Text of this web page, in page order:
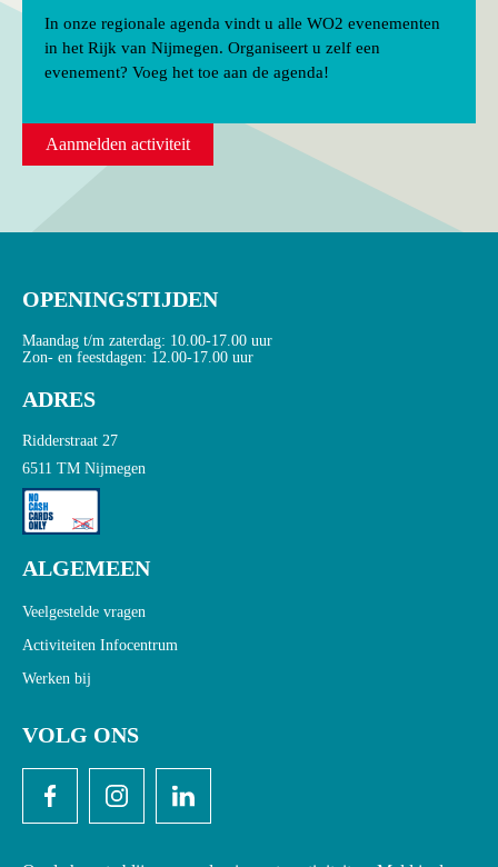
In onze regionale agenda vindt u alle WO2 evenementen
in het Rijk van Nijmegen. Organiseert u zelf een
evenement? Voeg het toe aan de agenda!
Aanmelden activiteit
OPENINGSTIJDEN
Maandag t/m zaterdag: 10.00-17.00 uur
Zon- en feestdagen: 12.00-17.00 uur
ADRES
Ridderstraat 27
6511 TM Nijmegen
ALGEMEEN
Veelgestelde vragen
Activiteiten Infocentrum
Werken bij
VOLG ONS